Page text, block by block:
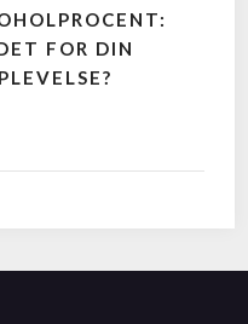
FOR DIN